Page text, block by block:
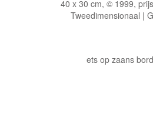
40 x 30 cm, © 1999,
Tweedimensionaal |
ets op zaans